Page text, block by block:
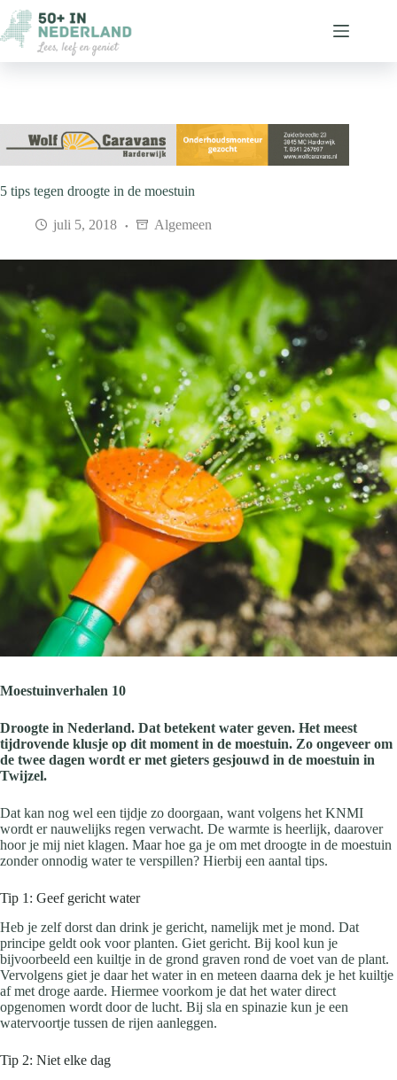
naar
de
inhoud
5 tips tegen droogte in de moestuin
juli 5, 2018 Algemeen
Moestuinverhalen 10
Droogte in Nederland. Dat betekent water geven. Het meest
tijdrovende klusje op dit moment in de moestuin. Zo ongeveer om
de twee dagen wordt er met gieters gesjouwd in de moestuin in
Twijzel.
Dat kan nog wel een tijdje zo doorgaan, want volgens het KNMI
wordt er nauwelijks regen verwacht. De warmte is heerlijk, daarover
hoor je mij niet klagen. Maar hoe ga je om met droogte in de moestuin
zonder onnodig water te verspillen? Hierbij een aantal tips.
Tip 1: Geef gericht water
Heb je zelf dorst dan drink je gericht, namelijk met je mond. Dat
principe geldt ook voor planten. Giet gericht. Bij kool kun je
bijvoorbeeld een kuiltje in de grond graven rond de voet van de plant.
Vervolgens giet je daar het water in en meteen daarna dek je het kuiltje
af met droge aarde. Hiermee voorkom je dat het water direct
opgenomen wordt door de lucht. Bij sla en spinazie kun je een
watervoortje tussen de rijen aanleggen.
Tip 2: Niet elke dag